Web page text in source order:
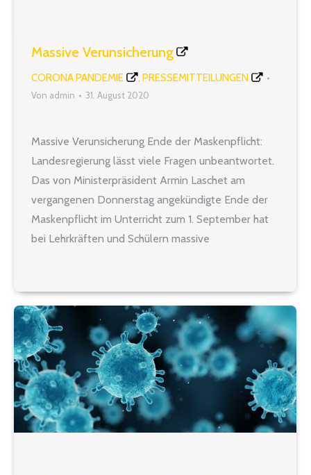
Massive Verunsicherung
CORONA PANDEMIE PRESSEMITTEILUNGEN
Von admin 31. August 2020
Massive Verunsicherung Ende der Maskenpflicht:
Landesregierung lässt viele Fragen unbeantwortet.
Das von Ministerpräsident Armin Laschet am
vergangenen Donnerstag angekündigte Ende der
Maskenpflicht im Unterricht zum 1. September hat
bei Lehrkräften und Schülern massive
Arbeitsplatz Schule wieder einem erhöhten
Infektionsrisiko aussetzen. Das muss…